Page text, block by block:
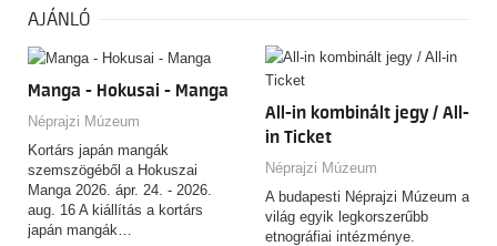
manga „feltalálója” lett volna,
hanem azt vizsgálja, miként
alakult és változott a „manga”
fogalma, használata és
jelentése az elmúlt kétszáz év
AJÁNLÓ
Manga - Hokusai - Manga
Néprajzi Múzeum
Kortárs japán mangák
szemszögéből a Hokuszai
Manga 2026. ápr. 24. - 2026.
aug. 16 A kiállítás a kortárs
japán mangák…
All-in kombinált jegy / All-
in Ticket
Néprajzi Múzeum
A budapesti Néprajzi Múzeum a
világ egyik legkorszerűbb
etnográfiai intézménye.